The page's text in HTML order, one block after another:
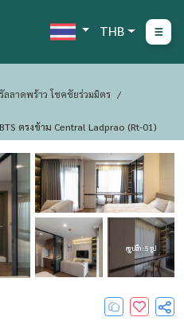
THB
ลาดพร้าว โชคชัยร่วมมิตร
ติด BTS ตรงข้าม Central Ladprao (Rt-01)
ดูรูปอีก : 5 รูป